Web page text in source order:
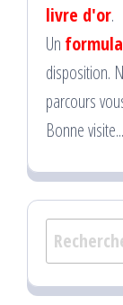
livre d'or.
Un
disposition.
parcours
Bonne visite...